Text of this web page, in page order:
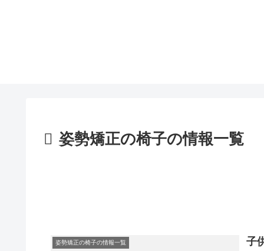
姿勢矯正の椅子の情報一覧
姿勢矯正の椅子の情報一覧
子